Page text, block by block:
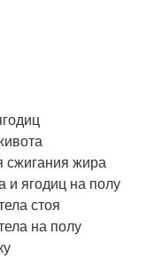
сжигания жира
ягодиц на полу
стоя
на полу